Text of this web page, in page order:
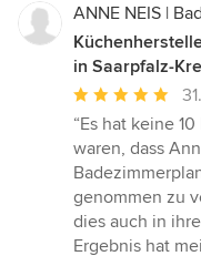
ANNE NEIS |
in Saarpfalz-
Bewertung:
5
von
5
Sternen
“Es hat keine
waren, dass
genommen zu
dies auch in
Ergebnis hat